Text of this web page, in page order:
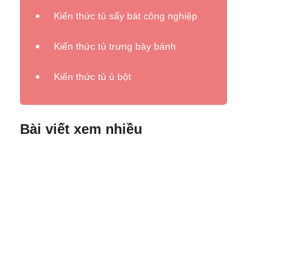
Kiến thức tủ sấy bát công nghiệp
Kiến thức tủ trưng bày bánh
Kiến thức tủ ủ bột
Bài viết xem nhiều